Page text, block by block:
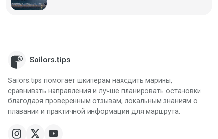
Sailors.tips помогает шкиперам находить марины,
сравнивать направления и лучше планировать остановки
благодаря проверенным отзывам, локальным знаниям о
плавании и практичной информации для маршрута.